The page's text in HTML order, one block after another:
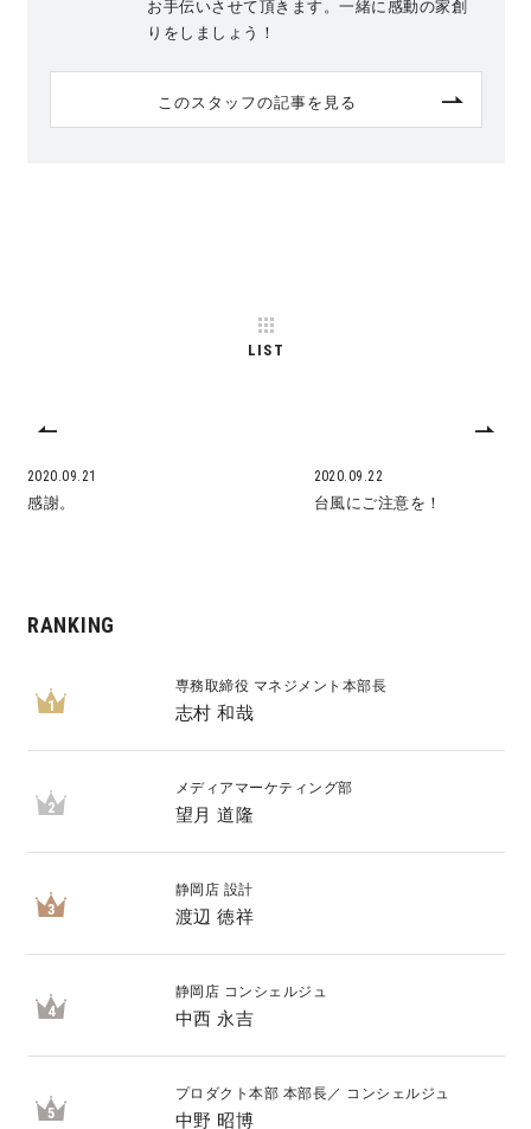
お手伝いさせて頂きます。一緒に感動の家創
りをしましょう！
このスタッフの記事を見る
2020.09.21
感謝。
LIST
2020.09.22
台風にご注意を！
RANKING
1
専務取締役 マネジメント本部長
志村 和哉
2
メディアマーケティング部
望月 道隆
3
静岡店 設計
渡辺 徳祥
4
静岡店 コンシェルジュ
中西 永吉
5
プロダクト本部 本部長／ コンシェルジュ
中野 昭博